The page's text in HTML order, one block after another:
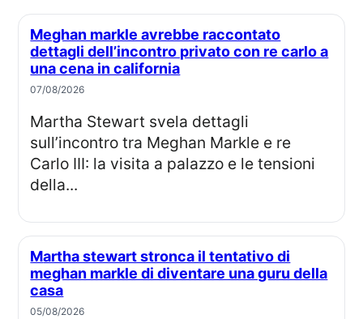
Meghan markle avrebbe raccontato
dettagli dell’incontro privato con re carlo a
una cena in california
07/08/2026
Martha Stewart svela dettagli
sull’incontro tra Meghan Markle e re
Carlo III: la visita a palazzo e le tensioni
della...
Martha stewart stronca il tentativo di
meghan markle di diventare una guru della
casa
05/08/2026